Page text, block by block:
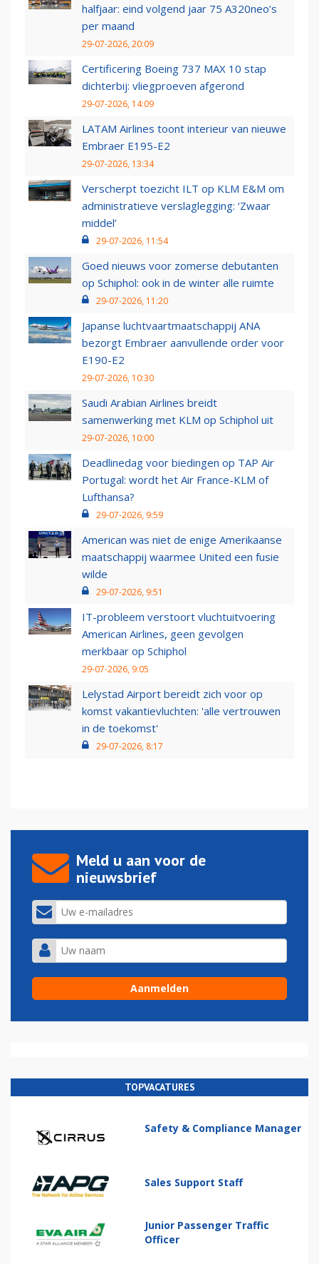
halfjaar: eind volgend jaar 75 A320neo’s
per maand
29-07-2026, 20:09
Certificering Boeing 737 MAX 10 stap
dichterbij: vliegproeven afgerond
29-07-2026, 14:09
LATAM Airlines toont interieur van nieuwe
Embraer E195-E2
29-07-2026, 13:34
Verscherpt toezicht ILT op KLM E&M om
administratieve verslaglegging: ‘Zwaar
middel’
29-07-2026, 11:54
Goed nieuws voor zomerse debutanten
op Schiphol: ook in de winter alle ruimte
29-07-2026, 11:20
Japanse luchtvaartmaatschappij ANA
bezorgt Embraer aanvullende order voor
E190-E2
29-07-2026, 10:30
Saudi Arabian Airlines breidt
samenwerking met KLM op Schiphol uit
29-07-2026, 10:00
Deadlinedag voor biedingen op TAP Air
Portugal: wordt het Air France-KLM of
Lufthansa?
29-07-2026, 9:59
American was niet de enige Amerikaanse
maatschappij waarmee United een fusie
wilde
29-07-2026, 9:51
IT-probleem verstoort vluchtuitvoering
American Airlines, geen gevolgen
merkbaar op Schiphol
29-07-2026, 9:05
Lelystad Airport bereidt zich voor op
komst vakantievluchten: 'alle vertrouwen
in de toekomst'
29-07-2026, 8:17
Meld u aan voor de
nieuwsbrief
TOPVACATURES
Safety & Compliance Manager
Sales Support Staff
Junior Passenger Traffic
Officer